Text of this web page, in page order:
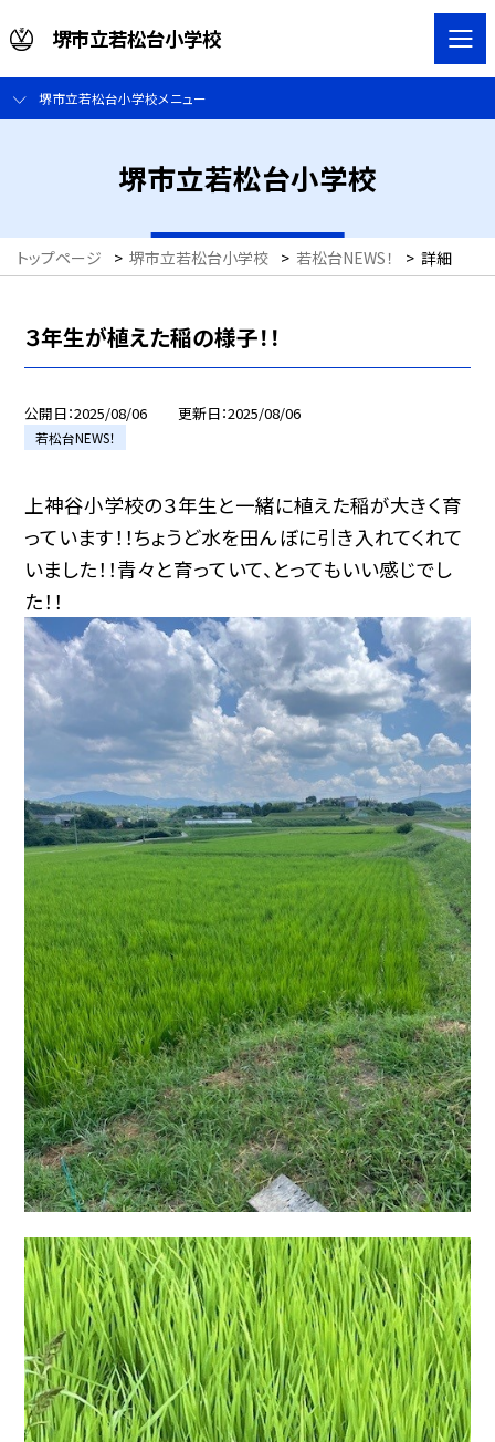
堺市立若松台小学校
堺市立若松台小学校メニュー
堺市立若松台小学校
トップページ > 堺市立若松台小学校 > 若松台NEWS！ > 詳細
３年生が植えた稲の様子！！
公開日 2025/08/06 更新日 2025/08/06
若松台NEWS！
上神谷小学校の３年生と一緒に植えた稲が大きく育
っています！！ちょうど水を田んぼに引き入れてくれて
いました！！青々と育っていて、とってもいい感じでし
た！！